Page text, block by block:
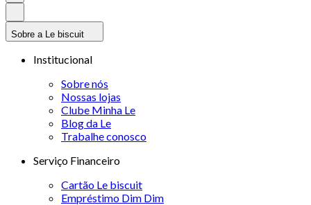
Sobre a Le biscuit
Institucional
Sobre nós
Nossas lojas
Clube Minha Le
Blog da Le
Trabalhe conosco
Serviço Financeiro
Cartão Le biscuit
Empréstimo Dim Dim